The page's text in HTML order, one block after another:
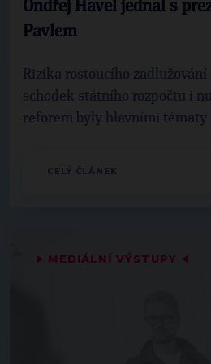
Ondřej Havel jednal s
Pavlem
Rizika rostoucího
schodek státního rozpočtu i
reforem byly hlavními tématy
CELÝ ČLÁNEK
▶ MEDIÁLNÍ VÝSTUPY ◀